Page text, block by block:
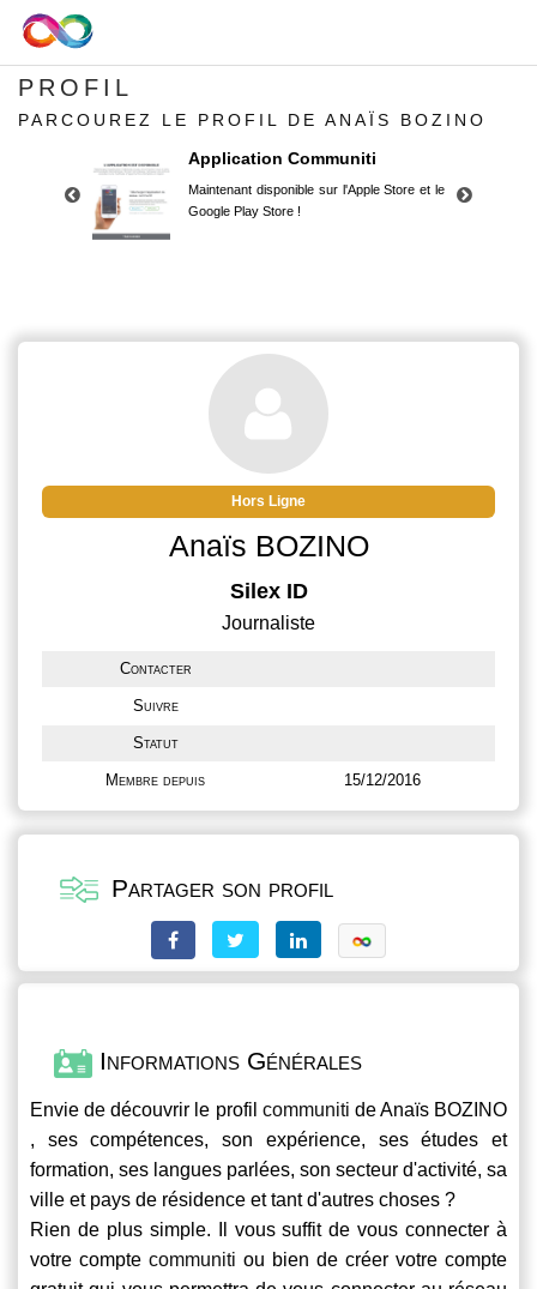
PROFIL
PARCOUREZ LE PROFIL DE ANAÏS BOZINO
Application Communiti
Maintenant disponible sur l'Apple Store et le
Google Play Store !
Google Play Store !
Hors Ligne
Anaïs BOZINO
Silex ID
Journaliste
Contacter
Suivre
Statut
Membre depuis 15/12/2016
Partager son profil
Informations Générales
Envie de découvrir le profil communiti de Anaïs BOZINO
, ses compétences, son expérience, ses études et
formation, ses langues parlées, son secteur d'activité, sa
ville et pays de résidence et tant d'autres choses ?
Rien de plus simple. Il vous suffit de vous connecter à
votre compte communiti ou bien de créer votre compte